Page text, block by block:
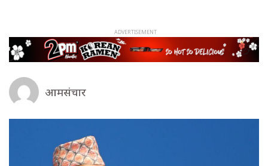
आमसंचार